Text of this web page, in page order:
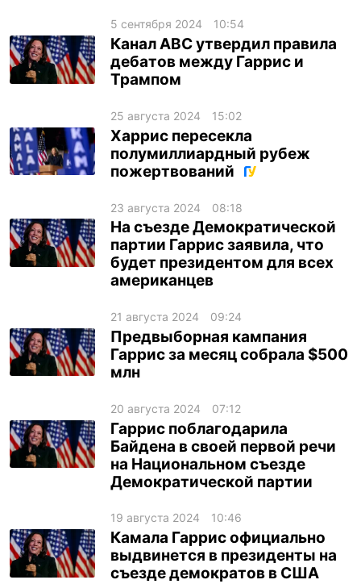
5 сентября 2024 10:54
Канал ABC утвердил правила
дебатов между Гаррис и
Трампом
25 августа 2024 15:02
Харрис пересекла
полумиллиардный рубеж
пожертвований
23 августа 2024 08:18
На съезде Демократической
партии Гаррис заявила, что
будет президентом для всех
американцев
21 августа 2024 09:24
Предвыборная кампания
Гаррис за месяц собрала $500
млн
20 августа 2024 07:12
Гаррис поблагодарила
Байдена в своей первой речи
на Национальном съезде
Демократической партии
19 августа 2024 10:46
Камала Гаррис официально
выдвинется в президенты на
съезде демократов в США